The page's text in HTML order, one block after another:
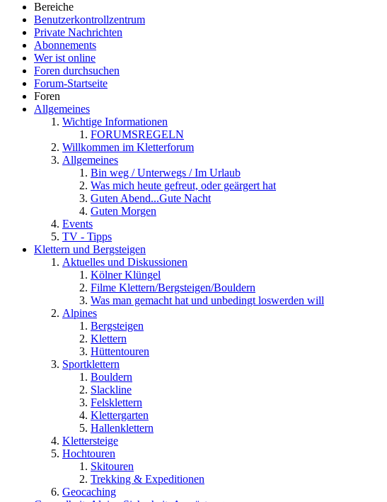
Bereiche
Benutzerkontrollzentrum
Private Nachrichten
Abonnements
Wer ist online
Foren durchsuchen
Forum-Startseite
Foren
Allgemeines
Wichtige Informationen
FORUMSREGELN
Willkommen im Kletterforum
Allgemeines
Bin weg / Unterwegs / Im Urlaub
Was mich heute gefreut, oder geärgert hat
Guten Abend...Gute Nacht
Guten Morgen
Events
TV - Tipps
Klettern und Bergsteigen
Aktuelles und Diskussionen
Kölner Klüngel
Filme Klettern/Bergsteigen/Bouldern
Was man gemacht hat und unbedingt loswerden will
Alpines
Bergsteigen
Klettern
Hüttentouren
Sportklettern
Bouldern
Slackline
Felsklettern
Klettergarten
Hallenklettern
Klettersteige
Hochtouren
Skitouren
Trekking & Expeditionen
Geocaching